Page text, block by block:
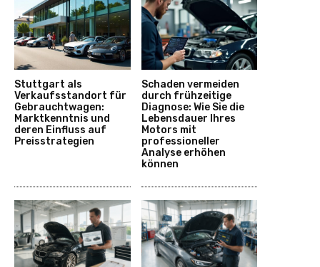
Stuttgart als
Verkaufsstandort für
Gebrauchtwagen:
Marktkenntnis und
deren Einfluss auf
Preisstrategien
Schaden vermeiden
durch frühzeitige
Diagnose: Wie Sie die
Lebensdauer Ihres
Motors mit
professioneller
Analyse erhöhen
können